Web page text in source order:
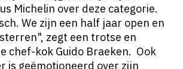
Michelin over deze categorie.
We zijn een half jaar open en
zegt een trotse en
chef-kok Guido Braeken. Ook
is geëmotioneerd over zijn